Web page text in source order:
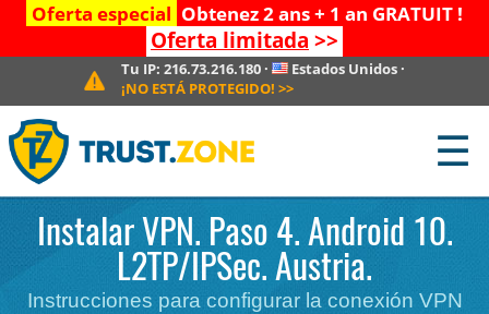
Oferta especial Obtenez 2 ans + 1 an GRATUIT !
Oferta limitada >>
Tu IP: 216.73.216.180· Estados Unidos ·
¡NO ESTÁ PROTEGIDO! >>
☰
Instalar VPN. Paso 4. Android 10.
L2TP/IPSec. Austria.
Instrucciones para configurar la conexión VPN